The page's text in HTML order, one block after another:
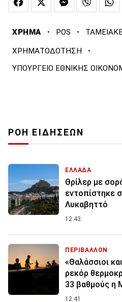
ΧΡΗΜΑ · POS ·
ΧΡΗΜΑΤΟΔΟΤΗΣΗ ·
ΥΠΟΥΡΓΕΙΟ ΕΘΝΙΚΗΣ
ΡΟΗ ΕΙΔΗΣΕΩΝ
ΕΛΛΑΔΑ
Θρίλερ με
εντοπίστηκε
Λυκαβηττό
12:43
ΠΕΡΙΒΑΛΛΟΝ
«Θαλάσσιοι
ρεκόρ
33 βαθμούς η
12:41